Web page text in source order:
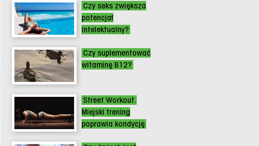
Czy seks zwiększa
potencjał
intelektualny?
Czy suplementować
witaminę B12?
Street Workout.
Miejski trening
poprawia kondycję